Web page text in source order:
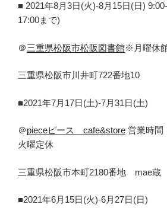
■ 2021年8月3日(火)‐8月15日(日)
17:00まで)
＠三重県松阪市松阪図書館※月曜休
三重県松阪市川井町722番地10
■2021年7月17日(土)-7月31日(土)
＠pieceピース cafe&store 営業時
火曜定休
三重県松阪市本町2180番地 mae蔵
■2021年6月15日(火)-6月27日(日)